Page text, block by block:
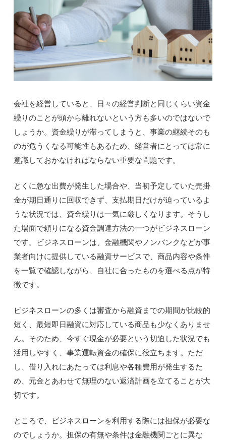
会社を経営していると、日々の経営判断と同じくらい資金
繰りのことが頭から離れないという方も多いのではないで
しょうか。資金繰りが滞ってしまうと、事業の継続そのも
のが危うくなる可能性もあるため、経営者にとっては常に
意識しておかなければならない重要な問題です。
とくに急な出費が発生した場合や、当初予定していた売掛
金が期日通りに回収できず、支払期日だけが迫っているよ
うな状況では、資金繰りは一気に厳しくなります。そうし
た場面で頼りになる資金調達方法の一つがビジネスローン
です。ビジネスローンは、金融機関やノンバンクなどが事
業者向けに提供している融資サービスで、商品内容や条件
を一覧で確認しながら、自社に合ったものを選べる点が特
徴です。
ビジネスローンの多くは審査から融資までの期間が比較的
短く、最短即日融資に対応している商品も少なくありませ
ん。そのため、今すぐ現金が必要という切迫した状況でも
活用しやすく、事業運転資金の確保に役立ちます。ただ
し、借り入れにあたっては利息や各種費用が発生するた
め、元金とあわせて無理のない返済計画を立てることが大
切です。
ところで、ビジネスローンを利用する際には担保が必要な
のでしょうか。担保の有無や条件は金融機関ごとに異な